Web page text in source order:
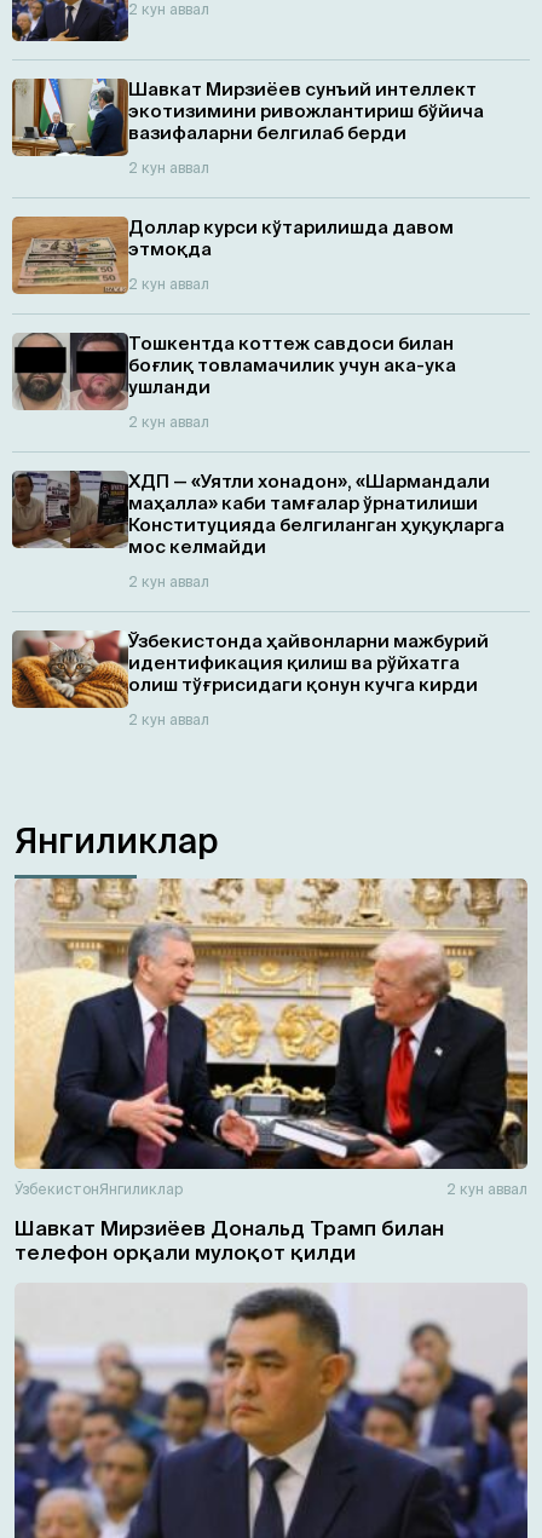
2 кун аввал
Шавкат Мирзиёев сунъий интеллект
экотизимини ривожлантириш бўйича
вазифаларни белгилаб берди
2 кун аввал
Доллар курси кўтарилишда давом
этмоқда
2 кун аввал
Тошкентда коттеж савдоси билан
боғлиқ товламачилик учун ака-ука
ушланди
2 кун аввал
ХДП — «Уятли хонадон», «Шармандали
маҳалла» каби тамғалар ўрнатилиши
Конституцияда белгиланган ҳуқуқларга
мос келмайди
2 кун аввал
Ўзбекистонда ҳайвонларни мажбурий
идентификация қилиш ва рўйхатга
олиш тўғрисидаги қонун кучга кирди
2 кун аввал
Янгиликлар
ЎзбекистонЯнгиликлар 2 кун аввал
Шавкат Мирзиёев Дональд Трамп билан
телефон орқали мулоқот қилди